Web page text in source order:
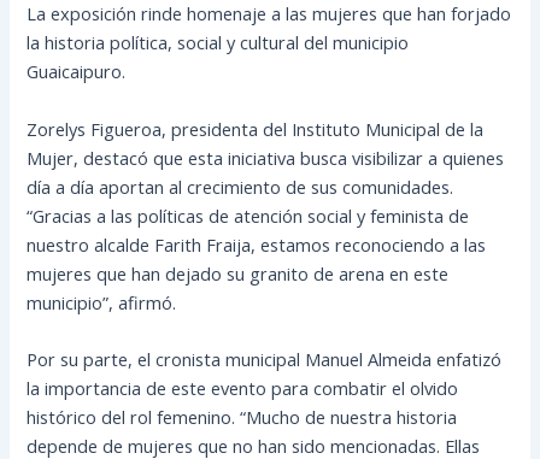
La exposición rinde homenaje a las mujeres que han forjado
la historia política, social y cultural del municipio
Guaicaipuro.
Zorelys Figueroa, presidenta del Instituto Municipal de la
Mujer, destacó que esta iniciativa busca visibilizar a quienes
día a día aportan al crecimiento de sus comunidades.
“Gracias a las políticas de atención social y feminista de
nuestro alcalde Farith Fraija, estamos reconociendo a las
mujeres que han dejado su granito de arena en este
municipio”, afirmó.
Por su parte, el cronista municipal Manuel Almeida enfatizó
la importancia de este evento para combatir el olvido
histórico del rol femenino. “Mucho de nuestra historia
depende de mujeres que no han sido mencionadas. Ellas